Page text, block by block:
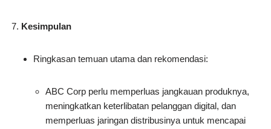
Kesimpulan
Ringkasan temuan utama dan rekomendasi:
ABC Corp perlu memperluas jangkauan produknya,
meningkatkan keterlibatan pelanggan digital, dan
memperluas jaringan distribusinya untuk mencapai